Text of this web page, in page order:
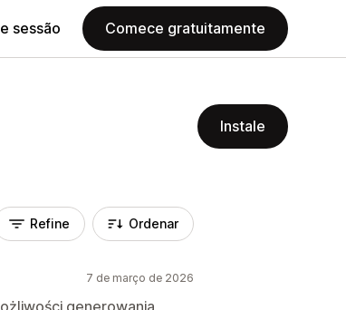
sessão Comece gratuitamente
Instale
Refine Ordenar
7 de março de 2026
generowania